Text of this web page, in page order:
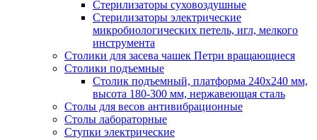
Стерилизаторы суховоздушные
Стерилизаторы электрические
микробиологических петель, игл, мелкого
инструмента
Столики для засева чашек Петри вращающиеся
Столики подъемные
Столик подъемный, платформа 240х240 мм,
высота 180-300 мм, нержавеющая сталь
Столы для весов антивибрационные
Столы лабораторные
Ступки электрические